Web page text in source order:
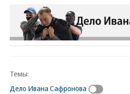
Темы:
Дело Ивана Сафронова